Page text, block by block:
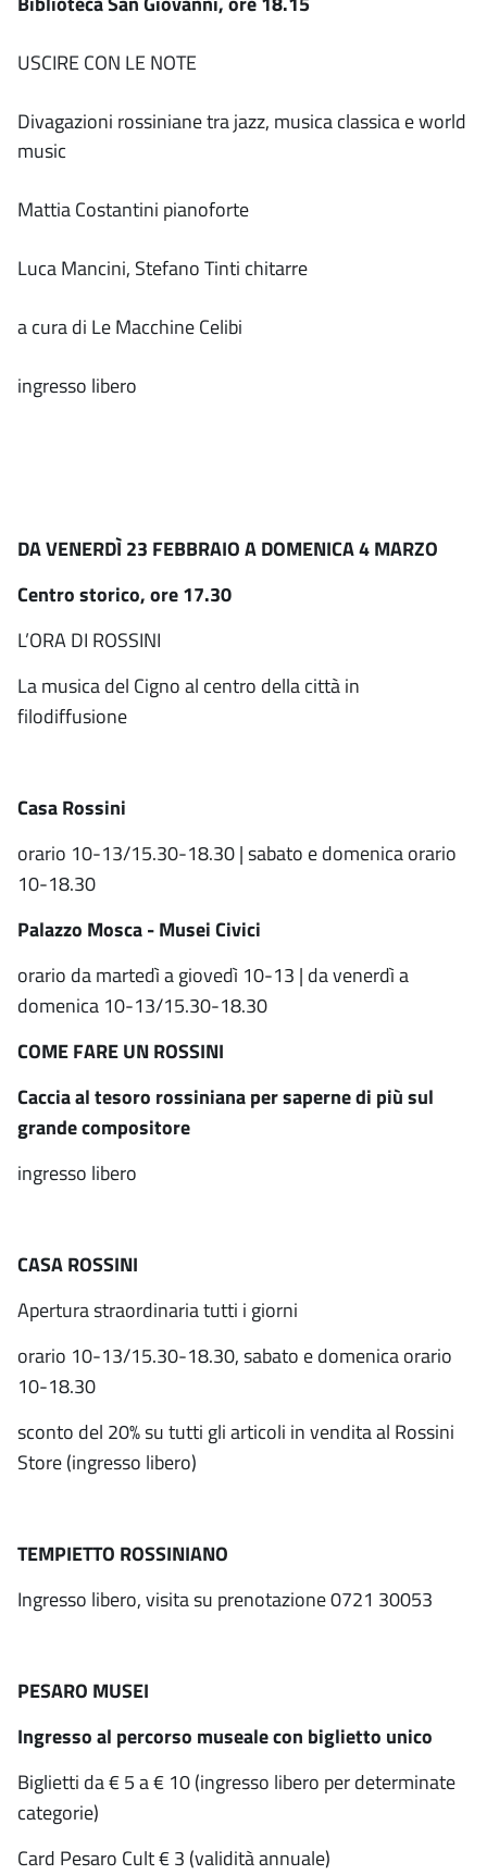
USCIRE CON LE NOTE
Divagazioni rossiniane tra jazz, musica classica e world
music
Mattia Costantini pianoforte
Luca Mancini, Stefano Tinti chitarre
a cura di Le Macchine Celibi
ingresso libero
DA VENERDÌ 23 FEBBRAIO A DOMENICA 4 MARZO
Centro storico, ore 17.30
L’ORA DI ROSSINI
La musica del Cigno al centro della città in
filodiffusione
Casa Rossini
orario 10-13/15.30-18.30 | sabato e domenica orario
10-18.30
Palazzo Mosca - Musei Civici
orario da martedì a giovedì 10-13 | da venerdì a
domenica 10-13/15.30-18.30
COME FARE UN ROSSINI
Caccia al tesoro rossiniana per saperne di più sul
grande compositore
ingresso libero
CASA ROSSINI
Apertura straordinaria tutti i giorni
orario 10-13/15.30-18.30, sabato e domenica orario
10-18.30
sconto del 20% su tutti gli articoli in vendita al Rossini
Store (ingresso libero)
TEMPIETTO ROSSINIANO
Ingresso libero, visita su prenotazione 0721 30053
PESARO MUSEI
Ingresso al percorso museale con biglietto unico
Biglietti da € 5 a € 10 (ingresso libero per determinate
categorie)
Card Pesaro Cult € 3 (validità annuale)